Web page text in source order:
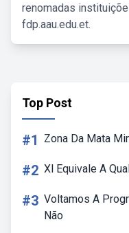
renomadas
fdp.aau.edu.et.
Top Post
#1 Zona Da Mata
#2 Xl Equivale A
#3 Voltamos A
Não